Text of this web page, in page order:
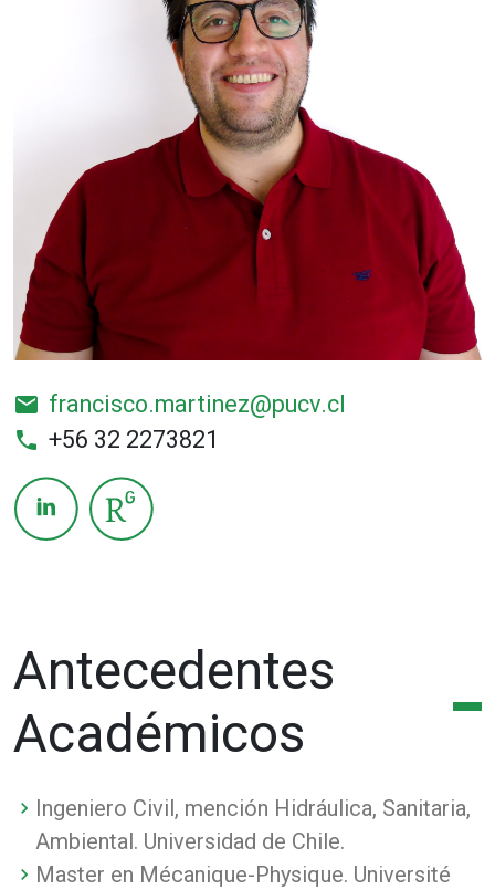
Antecedentes
Académicos
Ingeniero Civil, mención Hidráulica, Sanitaria,
Ambiental. Universidad de Chile.
Master en Mécanique-Physique. Université
email francisco.martinez@pucv.cl
phone +56 32 2273821